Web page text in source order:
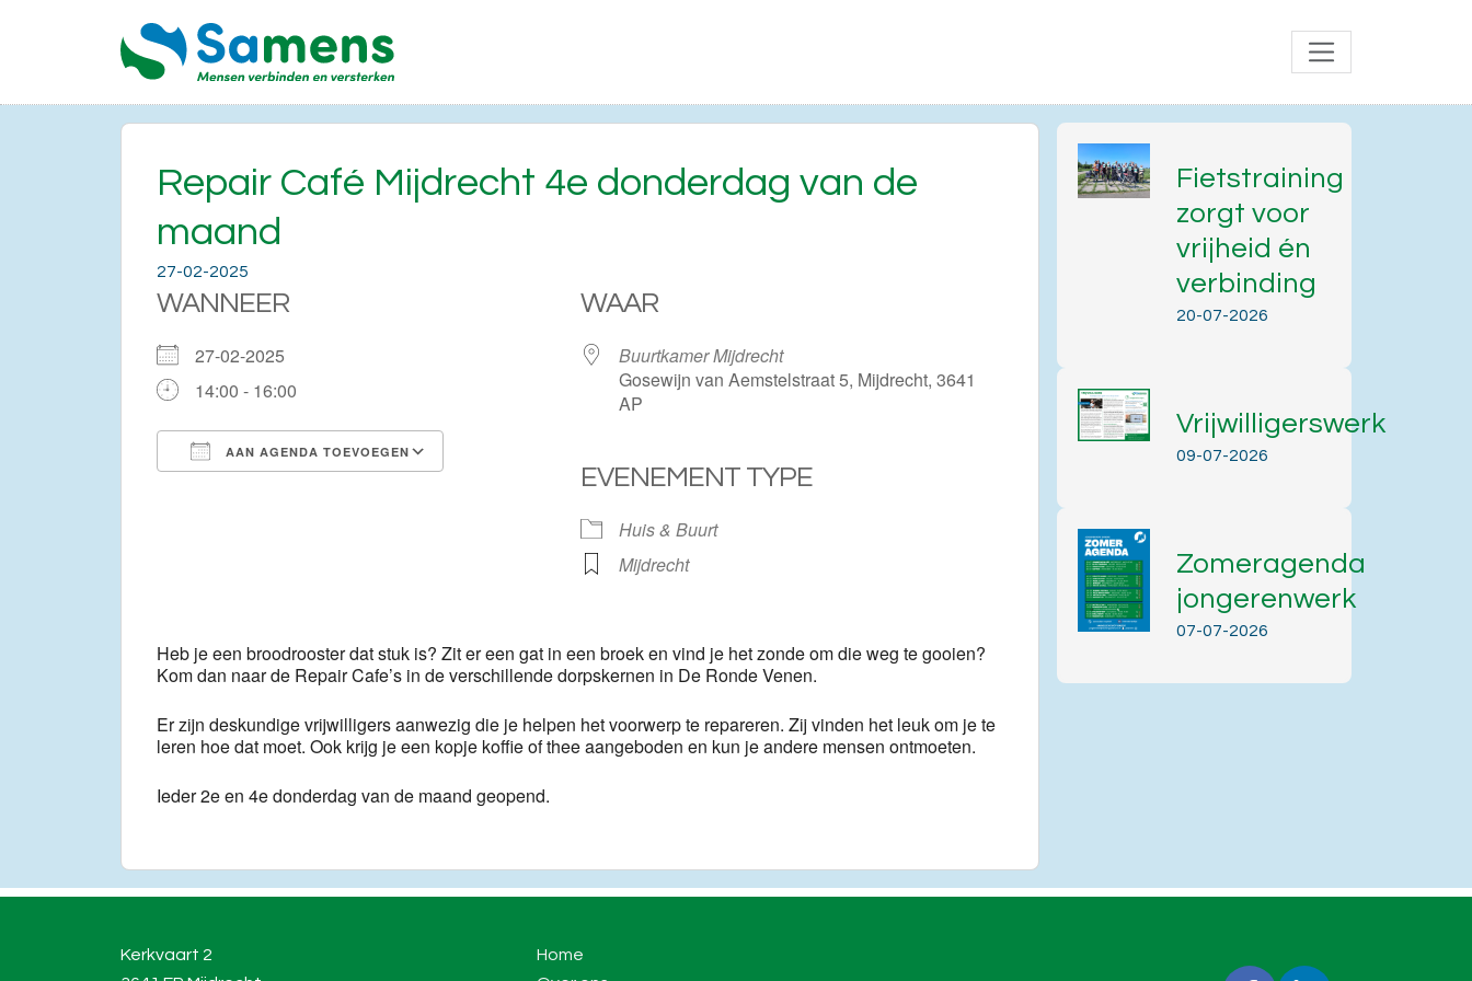
Repair Café Mijdrecht 4e donderdag van de
maand
27-02-2025
WANNEER
27-02-2025
14:00 - 16:00
AAN AGENDA TOEVOEGEN
Google Calendar iCalendar
WAAR
Buurtkamer Mijdrecht
Gosewijn van Aemstelstraat 5, Mijdrecht, 3641
AP
EVENEMENT TYPE
Huis & Buurt
Mijdrecht
Heb je een broodrooster dat stuk is? Zit er een gat in een broek en vind je het zonde om die weg te gooien?
Kom dan naar de Repair Cafe’s in de verschillende dorpskernen in De Ronde Venen.
Er zijn deskundige vrijwilligers aanwezig die je helpen het voorwerp te repareren. Zij vinden het leuk om je te
leren hoe dat moet. Ook krijg je een kopje koffie of thee aangeboden en kun je andere mensen ontmoeten.
Ieder 2e en 4e donderdag van de maand geopend.
Fietstraining
zorgt voor
vrijheid én
verbinding
20-07-2026
Vrijwilligerswerk
09-07-2026
Zomeragenda
jongerenwerk
07-07-2026
Kerkvaart 2
Home